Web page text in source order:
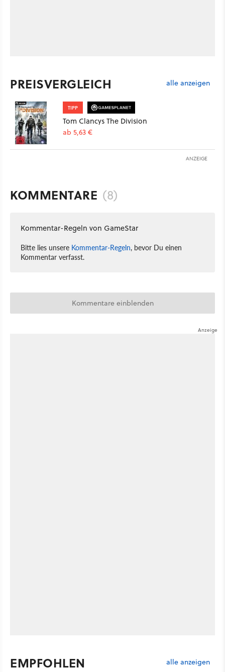
PREISVERGLEICH alle anzeigen
TIPP
Tom Clancys The Division
ab 5,63 €
ANZEIGE
KOMMENTARE (8)
Kommentar-Regeln von GameStar
Bitte lies unsere Kommentar-Regeln, bevor Du einen
Kommentar verfasst.
Kommentare einblenden
EMPFOHLEN alle anzeigen